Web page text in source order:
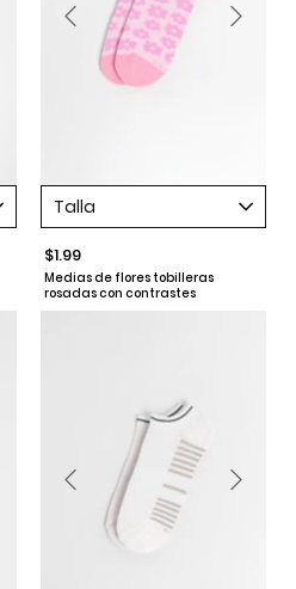
Talla
$1.99
Medias de flores tobilleras
rosadas con contrastes